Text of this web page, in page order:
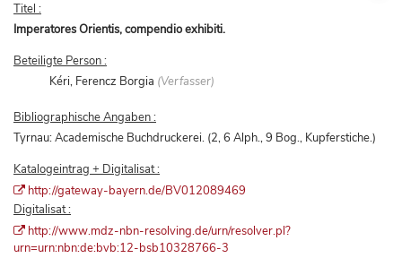
Titel :
Imperatores Orientis, compendio exhibiti.
Beteiligte Person :
Kéri, Ferencz Borgia (Verfasser)
Bibliographische Angaben :
Tyrnau: Academische Buchdruckerei. (2, 6 Alph., 9 Bog., Kupferstiche.)
Katalogeintrag + Digitalisat :
http://gateway-bayern.de/BV012089469
Digitalisat :
http://www.mdz-nbn-resolving.de/urn/resolver.pl?
urn=urn:nbn:de:bvb:12-bsb10328766-3